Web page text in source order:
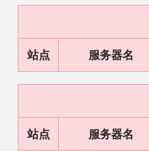
站点 服务器名
站点 服务器名